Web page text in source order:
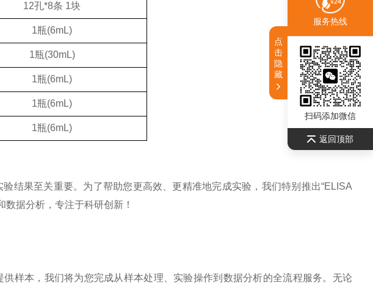
12孔*8条 1块
1瓶(6mL)
1瓶(30mL)
1瓶(6mL)
1瓶(6mL)
1瓶(6mL)
结果至关重要。为了帮助您更高效、更精准地完成实验，我们特别推出“ELISA
据分析，专注于科研创新！
供样本，我们将为您完成从样本处理、实验操作到数据分析的全流程服务。无论
服务热线
扫码添加微信
返回顶部
点
击
隐
藏